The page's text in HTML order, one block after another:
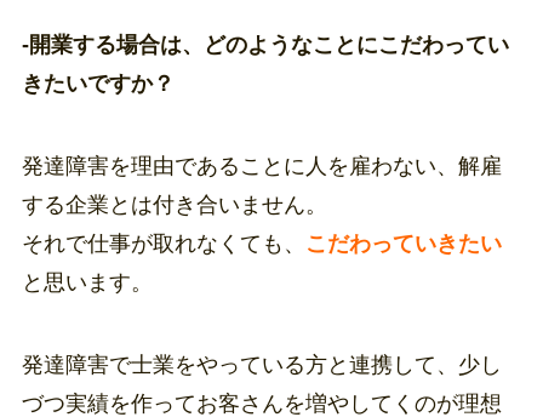
-開業する場合は、どのようなことにこだわってい
きたいですか？
発達障害を理由であることに人を雇わない、解雇
する企業とは付き合いません。
それで仕事が取れなくても、
こだわっていきたい
と思います。
発達障害で士業をやっている方と連携して、少し
づつ実績を作ってお客さんを増やしてくのが理想